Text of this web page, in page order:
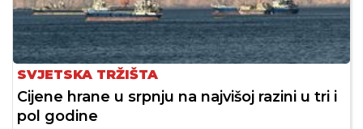
SVJETSKA TRŽIŠTA
Cijene hrane u srpnju na najvišoj razini u tri i
pol godine